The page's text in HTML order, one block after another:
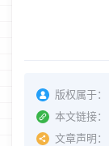
版权属于：
本文链接：
文章声明：